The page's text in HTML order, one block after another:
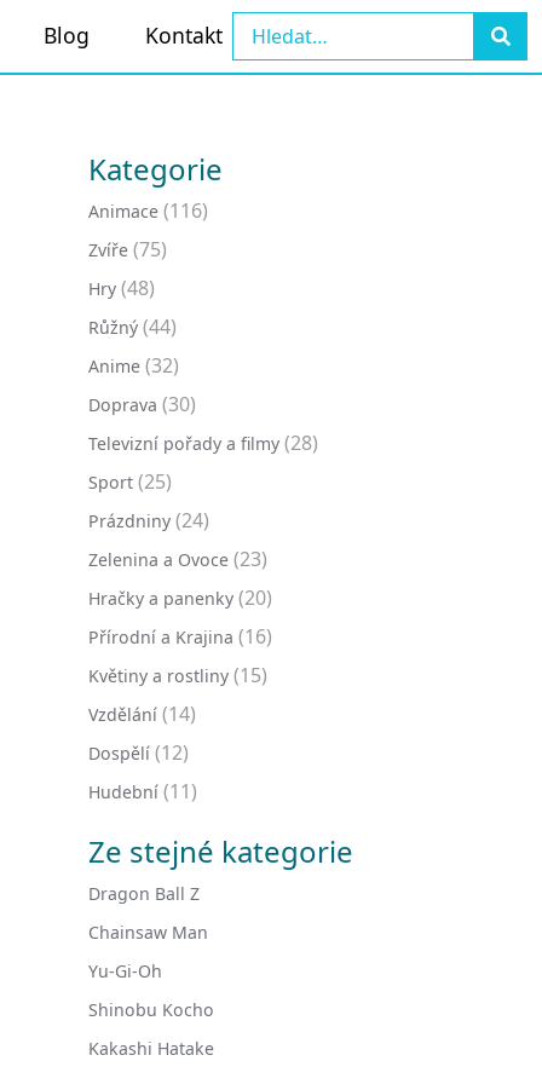
Blog Kontakt
Kategorie
Animace (116)
Zvíře (75)
Hry (48)
Růžný (44)
Anime (32)
Doprava (30)
Televizní pořady a filmy (28)
Sport (25)
Prázdniny (24)
Zelenina a Ovoce (23)
Hračky a panenky (20)
Přírodní a Krajina (16)
Květiny a rostliny (15)
Vzdělání (14)
Dospělí (12)
Hudební (11)
Ze stejné kategorie
Dragon Ball Z
Chainsaw Man
Yu-Gi-Oh
Shinobu Kocho
Kakashi Hatake